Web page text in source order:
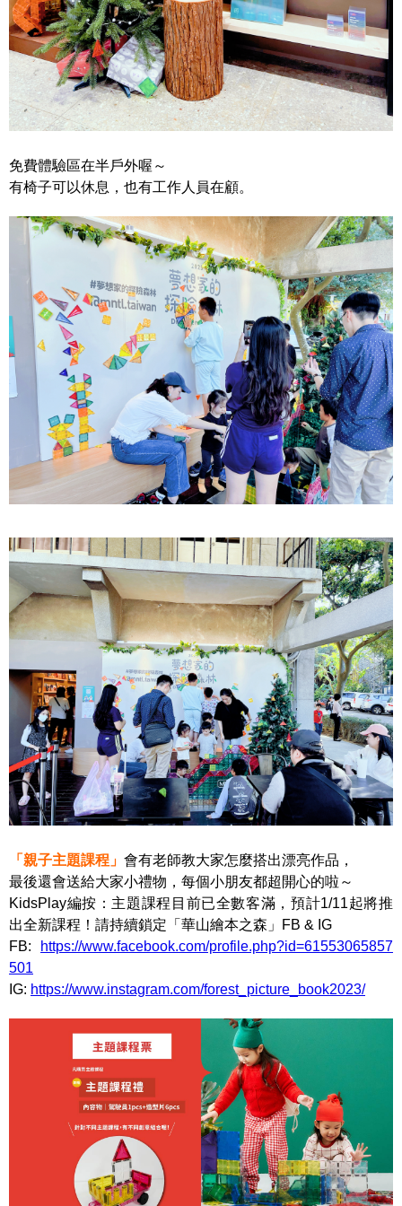
免費體驗區在半戶外喔～
有椅子可以休息，也有工作人員在顧。
「親子主題課程」 會有老師教大家怎麼搭出漂亮作品，
最後還會送給大家小禮物，每個小朋友都超開心的啦～
KidsPlay編按：主題課程目前已全數客滿，預計1/11起將推
出全新課程！請持續鎖定「華山繪本之森」FB & IG
FB:
https://www.facebook.com/profile.php?id=61553065857
501
IG: https://www.instagram.com/forest_picture_book2023/